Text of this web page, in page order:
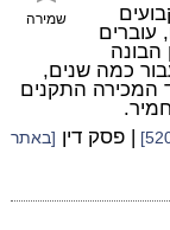
שמירה
הבונה
כמה שנים,
המכירה התקנים
| פסק דין [באתר